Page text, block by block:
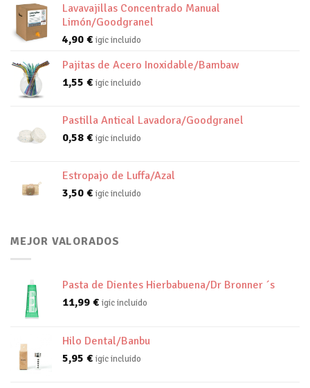
Lavavajillas Concentrado Manual
Limón/Goodgranel
4,90 € igic incluido
Pajitas de Acero Inoxidable/Bambaw
1,55 € igic incluido
Pastilla Antical Lavadora/Goodgranel
0,58 € igic incluido
Estropajo de Luffa/Azal
3,50 € igic incluido
MEJOR VALORADOS
Pasta de Dientes Hierbabuena/Dr Bronner ´s
11,99 € igic incluido
Hilo Dental/Banbu
5,95 € igic incluido